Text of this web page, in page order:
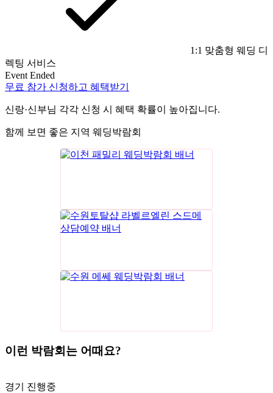
1:1 맞춤형 웨딩 디
렉팅 서비스
Event Ended
무료 참가 신청하고 혜택받기
신랑·신부님 각각 신청 시 혜택 확률이 높아집니다.
함께 보면 좋은 지역 웨딩박람회
이런 박람회는 어때요?
경기 진행중